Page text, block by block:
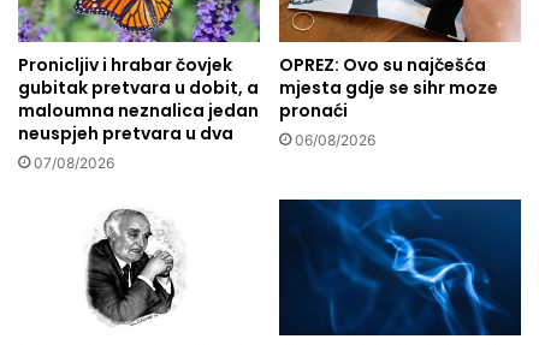
e
t
e
f
.
K
a
s
u
m
e
l
e
k
Pronicljiv i hrabar čovjek
gubitak pretvara u dobit, a
maloumna neznalica jedan
neuspjeh pretvara u dva
07/08/2026
OPREZ: Ovo su najčešća
mjesta gdje se sihr moze
pronaći
06/08/2026